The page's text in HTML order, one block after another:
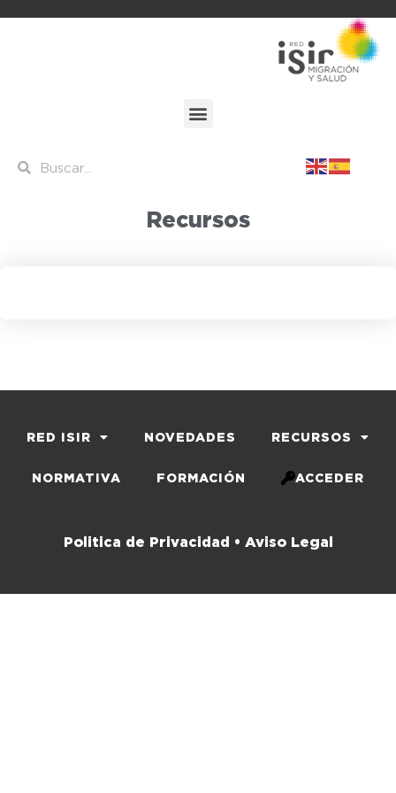
Recursos
RED ISIR NOVEDADES RECURSOS
NORMATIVA FORMACIÓN ACCEDER
Politica de Privacidad • Aviso Legal